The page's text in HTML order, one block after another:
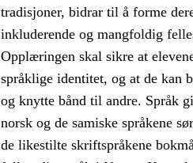
tradisjoner, bidrar til å forme
inkluderende og mangfoldig
Opplæringen skal sikre at
språklige identitet, og at de kan
og knytte bånd til andre. Språk
norsk og de samiske språkene
de likestilte skriftspråkene